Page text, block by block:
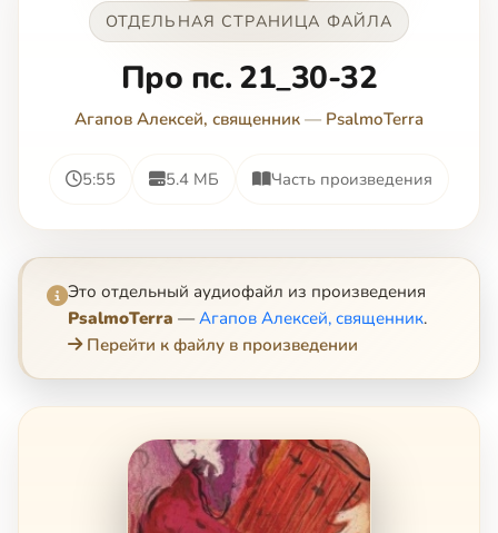
ОТДЕЛЬНАЯ СТРАНИЦА ФАЙЛА
Про пс. 21_30-32
Агапов Алексей, священник — PsalmoTerra
5:55 5.4 МБ Часть произведения
Это отдельный аудиофайл из произведения
PsalmoTerra — Агапов Алексей, священник.
Перейти к файлу в произведении